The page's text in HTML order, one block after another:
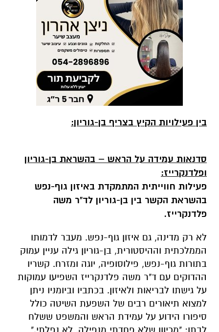
בין פעילויות הקיץ בצריף בן-גוריון:
סדנאות עמידה על הראש – בהשראת בן-גוריון
ופלדנקרייז:
פעילות חווייתית המתמקדת באיזון גוף-נפש
בהשראת הקשר בין בן-גוריון לד"ר משה
פלדנקרייז.
לא רק מדינה, גם איזון גוף-נפש. מעבר לדמותו
הממלכתית וההיסטורית, בן-גוריון גילה עניין עמוק
בתורות גוף-נפש, פילוסופיה, יוגה ומזרח. קשריו
ההדוקים עם ד"ר משה פלדנקרייז השפיעו עמוקות
על גישתו לבריאות ולאיזון. בכתביו וביומניו ניתן
למצוא תיאורים רבים של השפעת השיטה כולל
סיפורו הידוע על עמידת הראש והמשפט ששלח
לבתו: "מכיוון שלא פחדתי מנפילה, לא נפלתי."